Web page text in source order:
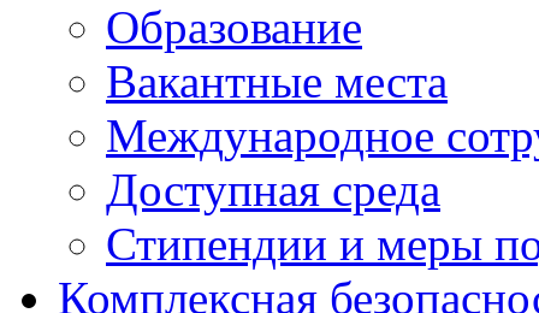
Образование
Вакантные места
Международное
Доступная среда
Стипендии и меры
Комплексная